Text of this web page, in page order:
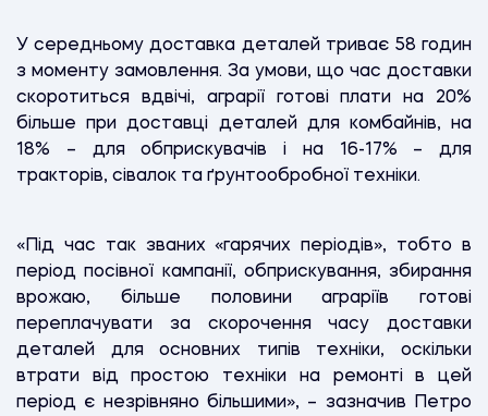
У середньому доставка деталей триває 58 годин
з моменту замовлення. За умови, що час доставки
скоротиться вдвічі, аграрії готові плати на 20%
більше при доставці деталей для комбайнів, на
18% – для обприскувачів і на 16-17% – для
тракторів, сівалок та ґрунтообробної техніки.
«Під час так званих «гарячих періодів», тобто в
період посівної кампанії, обприскування, збирання
врожаю, більше половини аграріїв готові
переплачувати за скорочення часу доставки
деталей для основних типів техніки, оскільки
втрати від простою техніки на ремонті в цей
період є незрівняно більшими», – зазначив Петро